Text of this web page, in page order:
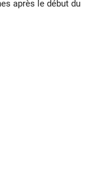
après le début du